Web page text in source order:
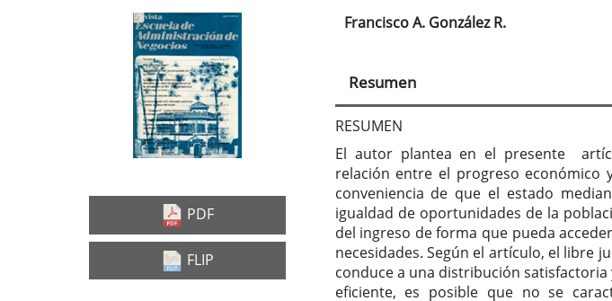
Barra
lateral
artículo
PDF
FLIP
Contenido
principal
del
artículo
Francisco A. González R.
Resumen
RESUMEN
El autor plantea en el presente
relación entre el progreso económico
conveniencia de que el estado
igualdad de oportunidades de la
del ingreso de forma que pueda
necesidades. Según el artículo, el libre
conduce a una distribución
eficiente, es posible que no se